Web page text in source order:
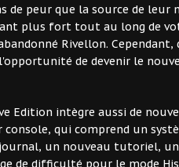
de peur que la source de leur
plus fort tout au long de
Rivellon. Cependant,
de devenir le
Edition intègre aussi de
qui comprend un
un nouveau tutoriel,
de difficulté pour le mode